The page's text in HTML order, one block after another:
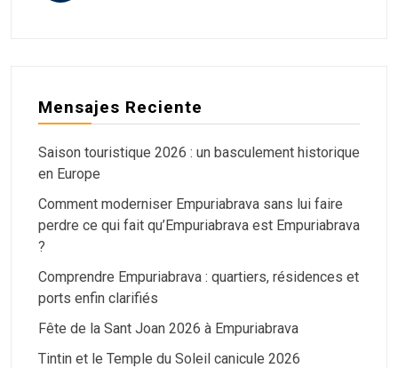
Mensajes Reciente
Saison touristique 2026 : un basculement historique
en Europe
Comment moderniser Empuriabrava sans lui faire
perdre ce qui fait qu’Empuriabrava est Empuriabrava
?
Comprendre Empuriabrava : quartiers, résidences et
ports enfin clarifiés
Fête de la Sant Joan 2026 à Empuriabrava
Tintin et le Temple du Soleil canicule 2026